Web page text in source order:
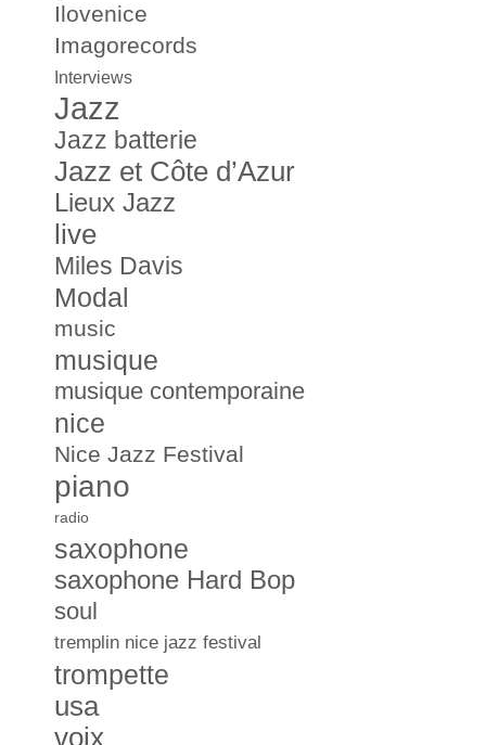
Ilovenice
Imagorecords
Interviews
Jazz
Jazz batterie
Jazz et Côte d’Azur
Lieux Jazz
live
Miles Davis
Modal
music
musique
musique contemporaine
nice
Nice Jazz Festival
piano
radio
saxophone
saxophone Hard Bop
soul
tremplin nice jazz festival
trompette
usa
voix